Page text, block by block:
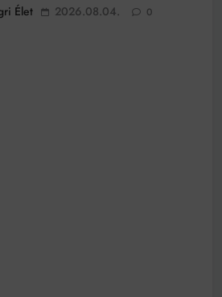
Élet 2026.08.04. 0